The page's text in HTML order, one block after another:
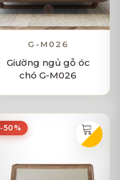
G-M026
Giường ngủ gỗ óc
chó G-M026
-50%